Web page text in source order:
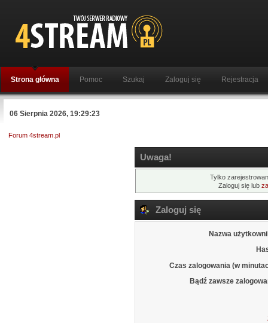
Strona główna Pomoc Szukaj Zaloguj się Rejestracja
06 Sierpnia 2026, 19:29:23
Forum 4stream.pl
Uwaga!
Tylko
Zaloguj się lub
Zaloguj się
Nazwa
Czas zalogowania (w
Bądź zawsze